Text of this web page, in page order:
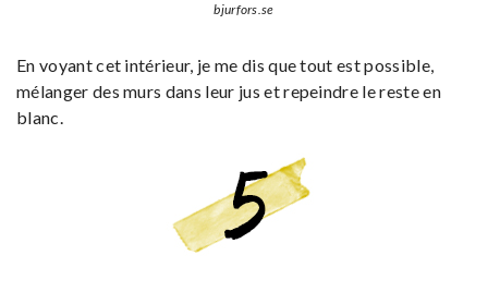
bjurfors.se
En voyant cet intérieur, je me dis que tout est possible,
mélanger des murs dans leur jus et repeindre le reste en
blanc.